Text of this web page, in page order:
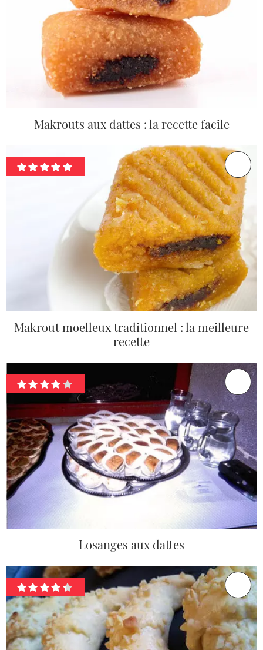
Makrouts aux dattes : la recette facile
Makrout moelleux traditionnel : la meilleure
recette
Losanges aux dattes